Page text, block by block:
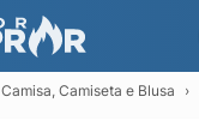
Camisa, Camiseta e Blusa